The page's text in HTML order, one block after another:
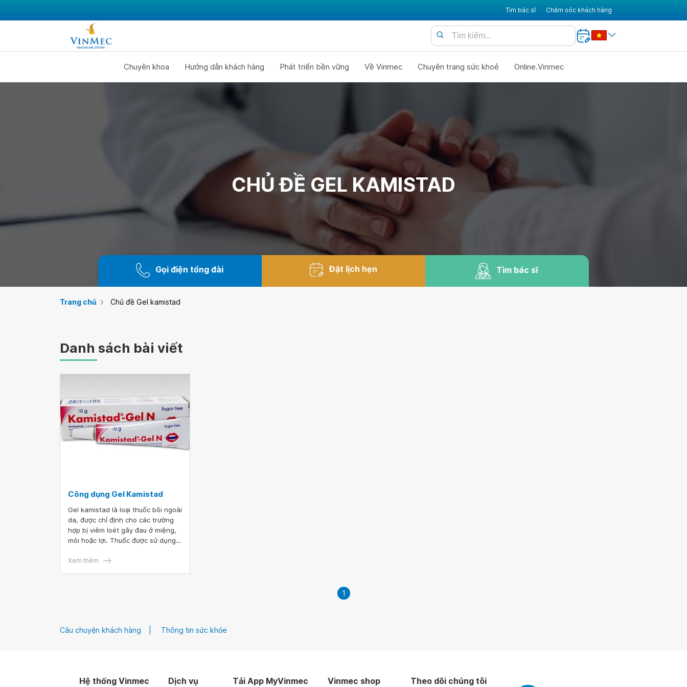
Tìm bác sĩ Chăm sóc khách hàng
Chuyên khoa Hướng dẫn khách hàng Phát triển bền vững Về Vinmec Chuyên trang sức khoẻ Online.Vinmec
CHỦ ĐỀ GEL KAMISTAD
Gọi điện tổng đài Đặt lịch hẹn Tìm bác sĩ
Trang chủ Chủ đề Gel kamistad
Danh sách bài viết
Công dụng Gel Kamistad
Gel kamistad là loại thuốc bôi ngoài
da, được chỉ định cho các trường
hợp bị viêm loét gây đau ở miệng,
môi hoặc lợi. Thuốc được sử dụng
do đó người bệnh cần tránh tự ý
Xem thêm
1
Câu chuyện khách hàng Thông tin sức khỏe
Hệ thống Vinmec Dịch vụ Tải App MyVinmec Vinmec shop Theo dõi chúng tôi